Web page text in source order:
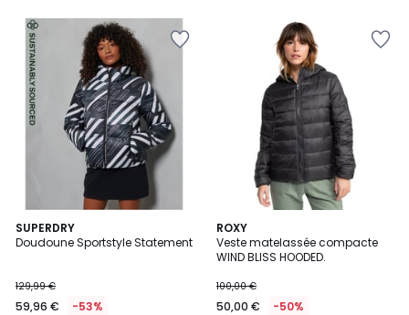
SUPERDRY
Doudoune Sportstyle Statement
129,99 €
59,96 € -53%
3
Couleurs
ROXY
Veste matelassée compacte
WIND BLISS HOODED.
100,00 €
50,00 € -50%